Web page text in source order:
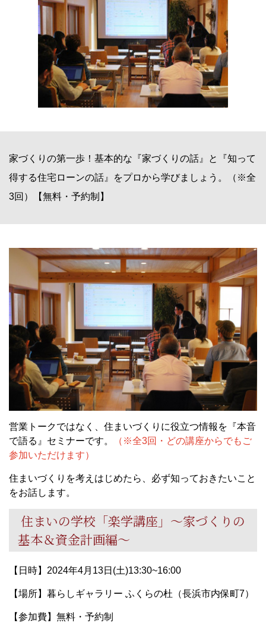
家づくりの第一歩！基本的な『家づくりの話』と『知って
得する住宅ローンの話』をプロから学びましょう。（※全
3回）【無料・予約制】
営業トークではなく、住まいづくりに役立つ情報を 『本音
で語る』セミナーです。
（※全3回・どの講座からでもご
参加いただけます）
住まいづくりを考えはじめたら、必ず知っておきたいこと
をお話します。
住まいの学校「楽学講座」～家づくりの
基本＆資金計画編～
【日時】2024年4月13日(土)13:30~16:00
【場所】暮らしギャラリー ふくらの杜（長浜市内保町7）
【参加費】無料・予約制